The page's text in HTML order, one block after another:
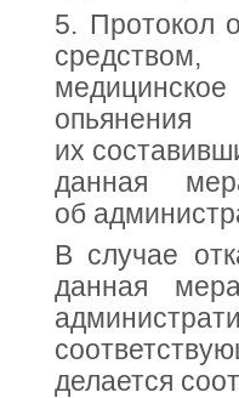
5. Протокол
их
данная
об
В случае
данная
делается